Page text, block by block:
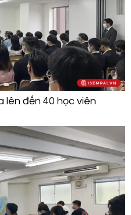
lên đến 40 học viên